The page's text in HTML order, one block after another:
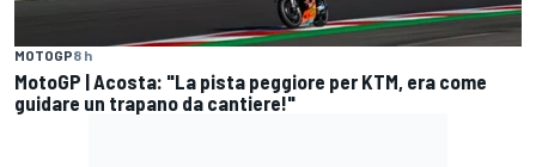
MOTOGP8 h
MotoGP | Acosta: "La pista peggiore per KTM, era come
guidare un trapano da cantiere!"